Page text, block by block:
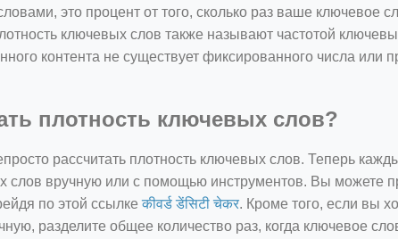
fabrication
это процент от того, сколько раз ваше ключевое
ключевых слов также называют частотой
контента не существует фиксированного числа или
плотность ключевых слов?
рассчитать плотность ключевых слов. Теперь
слов вручную или с помощью инструментов. Вы можете
по этой ссылкеकीवर्ड डेंसिटी चेकर. Кроме того, если вы
разделите общее количество раз, когда ключевое